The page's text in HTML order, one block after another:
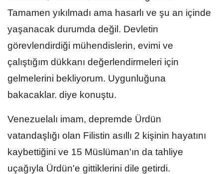
Tamamen yıkılmadı ama hasarlı ve şu an içinde
yaşanacak durumda değil. Devletin
görevlendirdiği mühendislerin, evimi ve
çalıştığım dükkanı değerlendirmeleri için
gelmelerini bekliyorum. Uygunluğuna
bakacaklar. diye konuştu.
Venezuelalı imam, depremde Ürdün
vatandaşlığı olan Filistin asıllı 2 kişinin hayatını
kaybettiğini ve 15 Müslüman'ın da tahliye
uçağıyla Ürdün'e gittiklerini dile getirdi.